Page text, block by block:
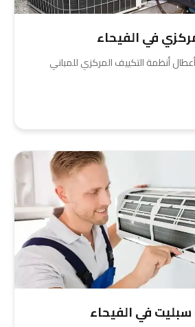
في الفيحاء
أنظمة التكييف المركزي للمباني
في الفيحاء